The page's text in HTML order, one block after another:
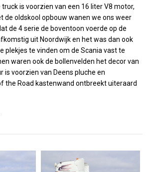
truck is voorzien van een 16 liter V8 motor,
de oldskool opbouw wanen we ons weer
de 4 serie de boventoon voerde op de
uit Noordwijk en het was dan ook
plekjes te vinden om de Scania vast te
waren ook de bollenvelden het decor van
is voorzien van Deens pluche en
the Road kastenwand ontbreekt uiteraard